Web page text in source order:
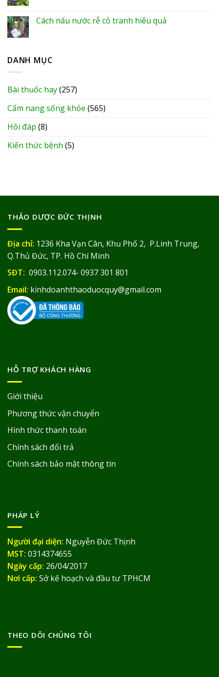
Cách nấu nước rễ cỏ tranh hiệu quả
DANH MỤC
Bài thuốc hay(257)
Cẩm nang sống khỏe (565)
Hỏi đáp (8)
Kiến thức bệnh (5)
THẢO DƯỢC ĐỨC THỊNH
Địa chỉ: 1236 Kha Vạn Cân, Khu Phố 2, P.Linh Trung,
Q.Thủ Đức, TP. Hồ Chí Minh
SĐT: 0903.112.074- 0937 301 801
Email: kinhdoanhthaoduocquy@gmail.com
HỖ TRỢ KHÁCH HÀNG
Giới thiệu
Phương thức vận chuyển
Hình thức thanh toán
Chính sách đổi trả
Chính sách bảo mật thông tin
PHÁP LÝ
Người đại diện: Nguyễn Đức Thịnh
MST: 0314374655
Ngày cấp: 26/04/2017
Nơi cấp: Sở kế hoạch và đầu tư TPHCM
THEO DÕI CHÚNG TÔI